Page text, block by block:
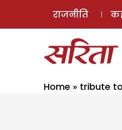
राजनीति
Home » tribute